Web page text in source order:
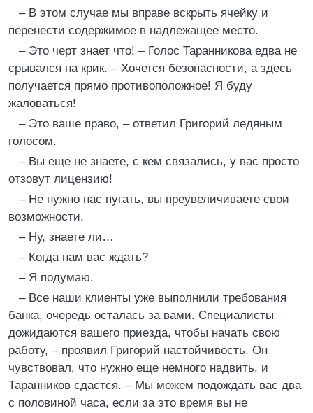
– В этом случае мы вправе вскрыть ячейку и
перенести содержимое в надлежащее место.
– Это черт знает что! – Голос Таранникова едва не
срывался на крик. – Хочется безопасности, а здесь
получается прямо противоположное! Я буду
жаловаться!
– Это ваше право, – ответил Григорий ледяным
голосом.
– Вы еще не знаете, с кем связались, у вас просто
отзовут лицензию!
– Не нужно нас пугать, вы преувеличиваете свои
возможности.
– Ну, знаете ли…
– Когда нам вас ждать?
– Я подумаю.
– Все наши клиенты уже выполнили требования
банка, очередь осталась за вами. Специалисты
дожидаются вашего приезда, чтобы начать свою
работу, – проявил Григорий настойчивость. Он
чувствовал, что нужно еще немного надвить, и
Таранников сдастся. – Мы можем подождать вас два
с половиной часа, если за это время вы не